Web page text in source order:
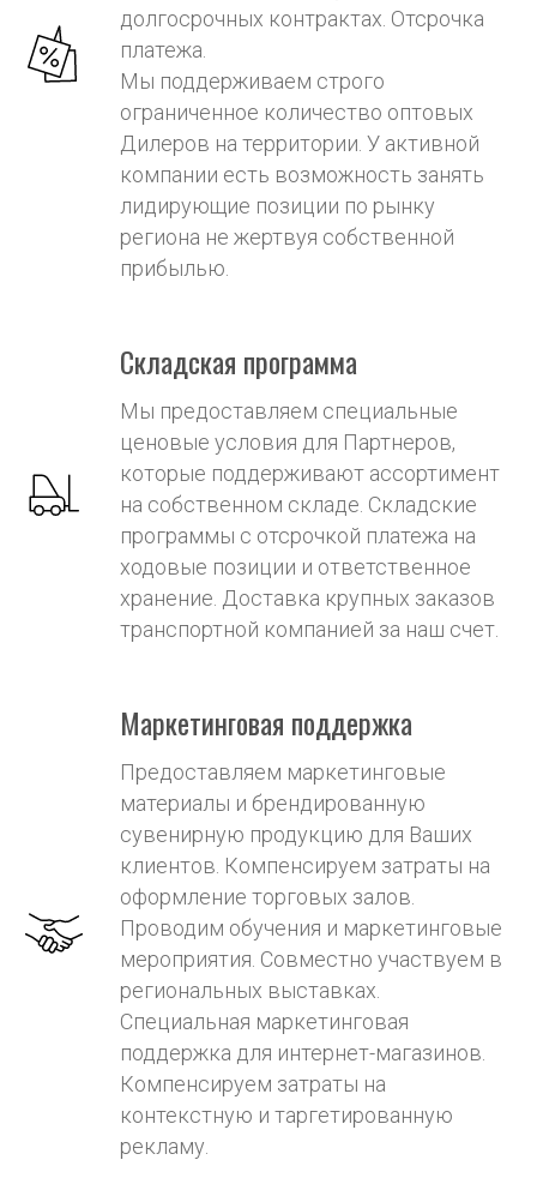
долгосрочных контрактах. Отсрочка
платежа.
Мы поддерживаем строго
ограниченное количество оптовых
Дилеров на территории. У активной
компании есть возможность занять
лидирующие позиции по рынку
региона не жертвуя собственной
прибылью.
Складская программа
Мы предоставляем специальные
ценовые условия для Партнеров,
которые поддерживают ассортимент
на собственном складе. Складские
программы с отсрочкой платежа на
ходовые позиции и ответственное
хранение. Доставка крупных заказов
транспортной компанией за наш счет.
Маркетинговая поддержка
Предоставляем маркетинговые
материалы и брендированную
сувенирную продукцию для Ваших
клиентов. Компенсируем затраты на
оформление торговых залов.
Проводим обучения и маркетинговые
мероприятия. Совместно участвуем в
региональных выставках.
Специальная маркетинговая
поддержка для интернет-магазинов.
Компенсируем затраты на
контекстную и таргетированную
рекламу.